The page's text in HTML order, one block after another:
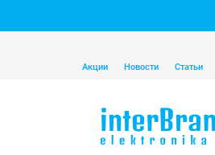
Акции Новости Статьи